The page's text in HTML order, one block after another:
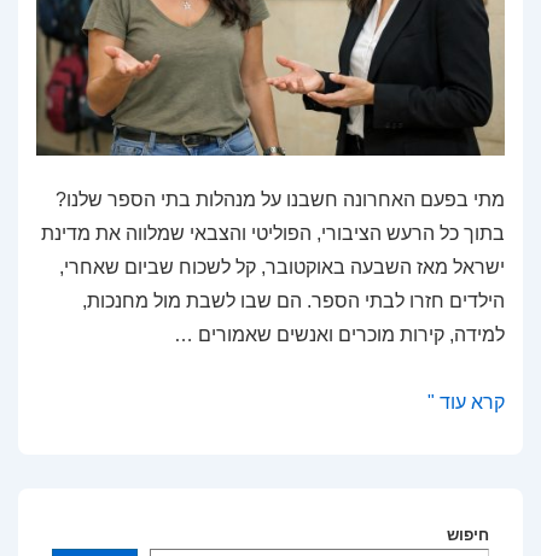
מתי בפעם האחרונה חשבנו על מנהלות בתי הספר שלנו?
בתוך כל הרעש הציבורי, הפוליטי והצבאי שמלווה את מדינת
ישראל מאז השבעה באוקטובר, קל לשכוח שביום שאחרי,
הילדים חזרו לבתי הספר. הם שבו לשבת מול מחנכות,
למידה, קירות מוכרים ואנשים שאמורים …
מגדלור
חינוכי
קרא עוד "
חיפוש